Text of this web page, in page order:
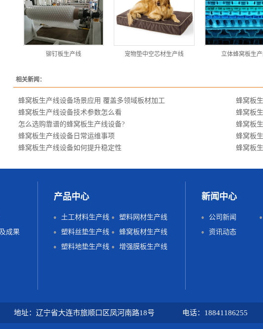
铆钉板生产线 宠物垫中空芯材生产线 立体蜂窝板生
相关新闻：
蜂窝板生产线设备场景应用 覆盖多领域板材加工
蜂窝板
蜂窝板生产线设备技术参数怎么看
蜂窝板
怎么选购靠谱的蜂窝板生产线设备?
蜂窝板
蜂窝板生产线设备日常运维事项
蜂窝板
蜂窝板生产线设备如何提升稳定性
蜂窝板
成果
产品中心
土工材料生产线
塑料网材生产线
塑料丝垫生产线
蜂窝板材生产线
塑料地垫生产线
增强膜板生产线
新闻中心
公司新闻
资讯动态
地址：辽宁省大连市旅顺口区凤河南路18号 电话：18841186255